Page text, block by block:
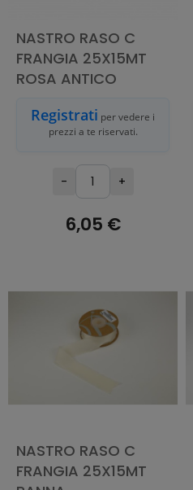
NASTRO RASO C
FRANGIA 25X15MT
ROSA ANTICO
Registrati per vedere i
prezzi a te riservati.
- +
6,05 €
NASTRO RASO C
FRANGIA 25X15MT